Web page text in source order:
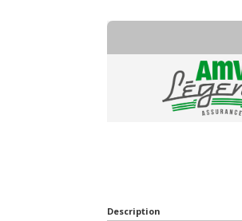
Description